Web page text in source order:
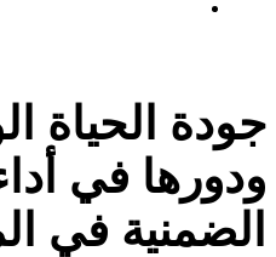
جودة الحياة
ودورها في
الضمنية في